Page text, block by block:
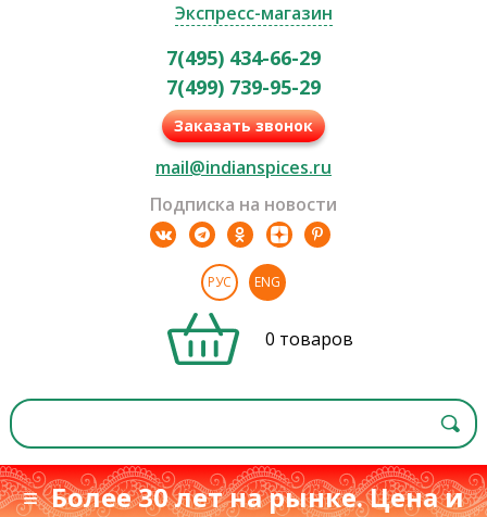
Экспресс-магазин
7(495) 434-66-29
7(499) 739-95-29
Заказать звонок
mail@indianspices.ru
Подписка на новости
РУС ENG
0 товаров
≡ Более 30 лет на рынке. Цена и